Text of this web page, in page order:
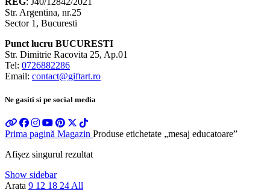
Str. Argentina, nr.25
Sector 1, Bucuresti
Punct lucru BUCURESTI
Str. Dimitrie Racovita 25, Ap.01
Tel: 0726882286
Email: contact@giftart.ro
Ne gasiti si pe social media
Prima pagină Magazin Produse etichetate „mesaj educatoare”
Afișez singurul rezultat
Show sidebar
Arata 9 12 18 24 All